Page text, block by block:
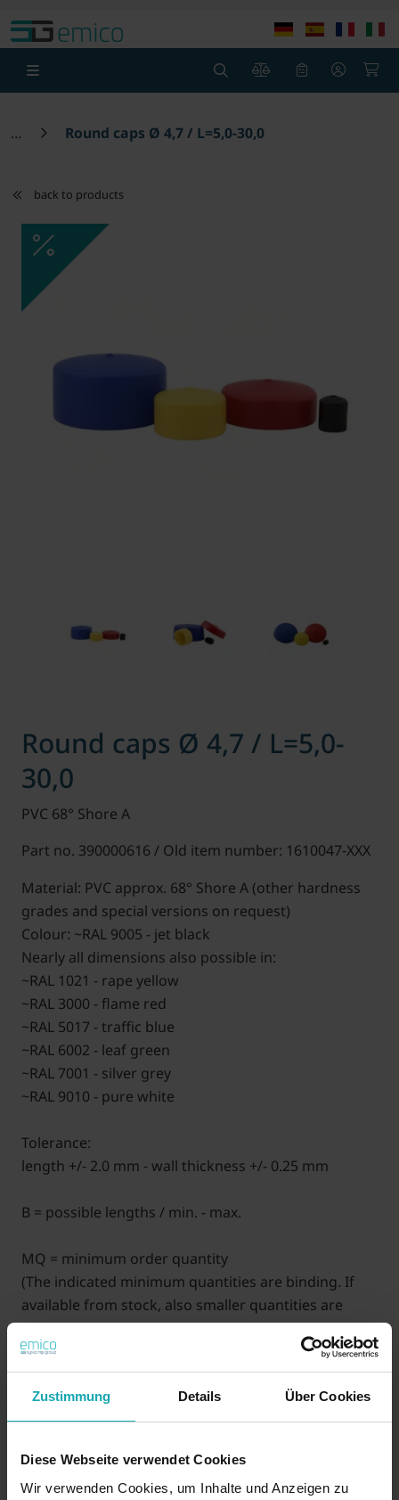
Zustimmung Details Über Cookies
Diese Webseite verwendet Cookies
Wir verwenden Cookies, um Inhalte und Anzeigen zu
Round caps Ø 4,7 / L=5,0-30,0
back to products
Round caps Ø 4,7 / L=5,0-
30,0
PVC 68° Shore A
Part no. 390000616 / Old item number: 1610047-XXX
Material: PVC approx. 68° Shore A (other hardness
grades and special versions on request)
Colour: ~RAL 9005 - jet black
Nearly all dimensions also possible in:
~RAL 1021 - rape yellow
~RAL 3000 - flame red
~RAL 5017 - traffic blue
~RAL 6002 - leaf green
~RAL 7001 - silver grey
~RAL 9010 - pure white
Tolerance:
length +/- 2.0 mm - wall thickness +/- 0.25 mm
B = possible lengths / min. - max.
MQ = minimum order quantity
(The indicated minimum quantities are binding. If
available from stock, also smaller quantities are
possible.)
XXX (B) = length in mm (price on request)
Example: Ø 10,0 length 10,0 = 1610100-010
discount will be applied automatically)